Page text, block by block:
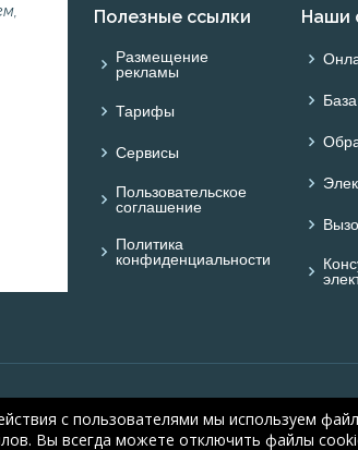
Полезные ссылки
Размещение
рекламы
Тарифы
Сервисы
Пользовательское
соглашение
Политика
конфиденциальности
Наши
с пользователями мы используем
Вы всегда можете отключить файлы